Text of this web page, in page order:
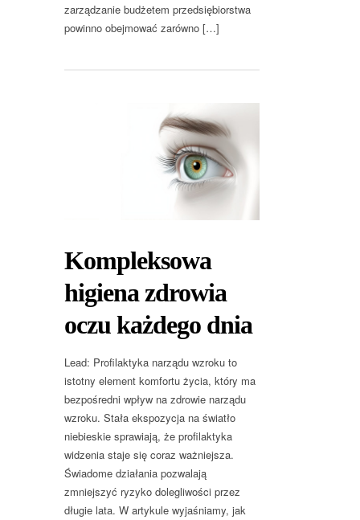
zarządzanie budżetem przedsiębiorstwa
powinno obejmować zarówno […]
Kompleksowa
higiena zdrowia
oczu każdego dnia
Lead: Profilaktyka narządu wzroku to
istotny element komfortu życia, który ma
bezpośredni wpływ na zdrowie narządu
wzroku. Stała ekspozycja na światło
niebieskie sprawiają, że profilaktyka
widzenia staje się coraz ważniejsza.
Świadome działania pozwalają
zmniejszyć ryzyko dolegliwości przez
długie lata. W artykule wyjaśniamy, jak